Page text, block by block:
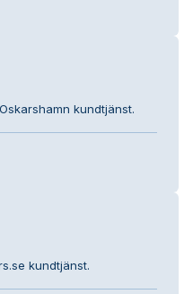
kundtjänst.
kundtjänst.